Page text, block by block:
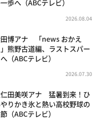
歩へ（ABCテレビ）
2026.08.04
博アナ 「news おかえ
熊野古道編、ラストスパー
へ（ABCテレビ）
2026.07.30
田美咲アナ 猛暑到来！ひ
りかき氷と熱い高校野球の
（ABCテレビ）